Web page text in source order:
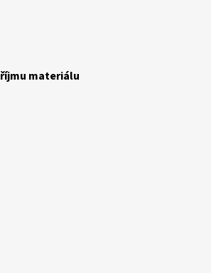
materiálu